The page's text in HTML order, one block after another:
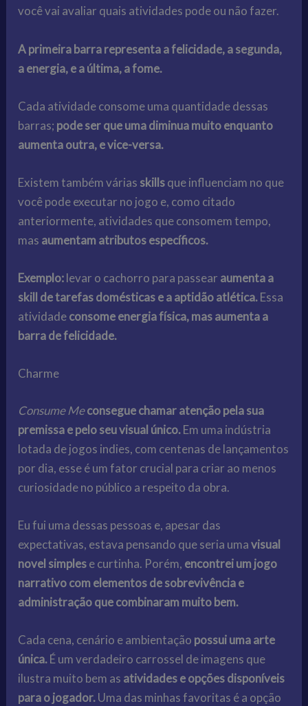
você vai avaliar quais atividades pode ou não fazer.
A primeira barra representa a felicidade, a segunda,
a energia, e a última, a fome.
Cada atividade consome uma quantidade dessas
barras; pode ser que uma diminua muito enquanto
aumenta outra, e vice-versa.
Existem também várias skillsque influenciam no que
você pode executar no jogo e, como citado
anteriormente, atividades que consomem tempo,
mas aumentam atributos específicos.
Exemplo:levar o cachorro para passear aumenta a
skill de tarefas domésticas e a aptidão atlética.Essa
atividadeconsome energia física, mas aumenta a
barra de felicidade.
Charme
Consume Meconsegue chamar atenção pela sua
premissa e pelo seu visual único.Em uma indústria
lotada de jogos indies, com centenas de lançamentos
por dia, esse é um fator crucial para criar ao menos
curiosidade no público a respeito da obra.
Eu fui uma dessas pessoas e, apesar das
expectativas, estava pensando que seria umavisual
novel simplese curtinha. Porém, encontrei um jogo
narrativo com elementos de sobrevivência e
administração que combinaram muito bem.
Cada cena, cenário e ambientação possui uma arte
única.É um verdadeiro carrossel de imagens que
ilustra muito bem as atividades e opções disponíveis
para o jogador.Uma das minhas favoritas é a opção